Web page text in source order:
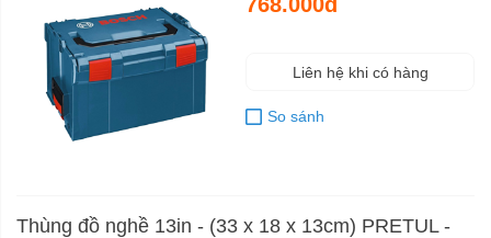
Liên hệ khi có hàng
So sánh
Thùng đồ nghề 13in - (33 x 18 x 13cm) PRETUL -